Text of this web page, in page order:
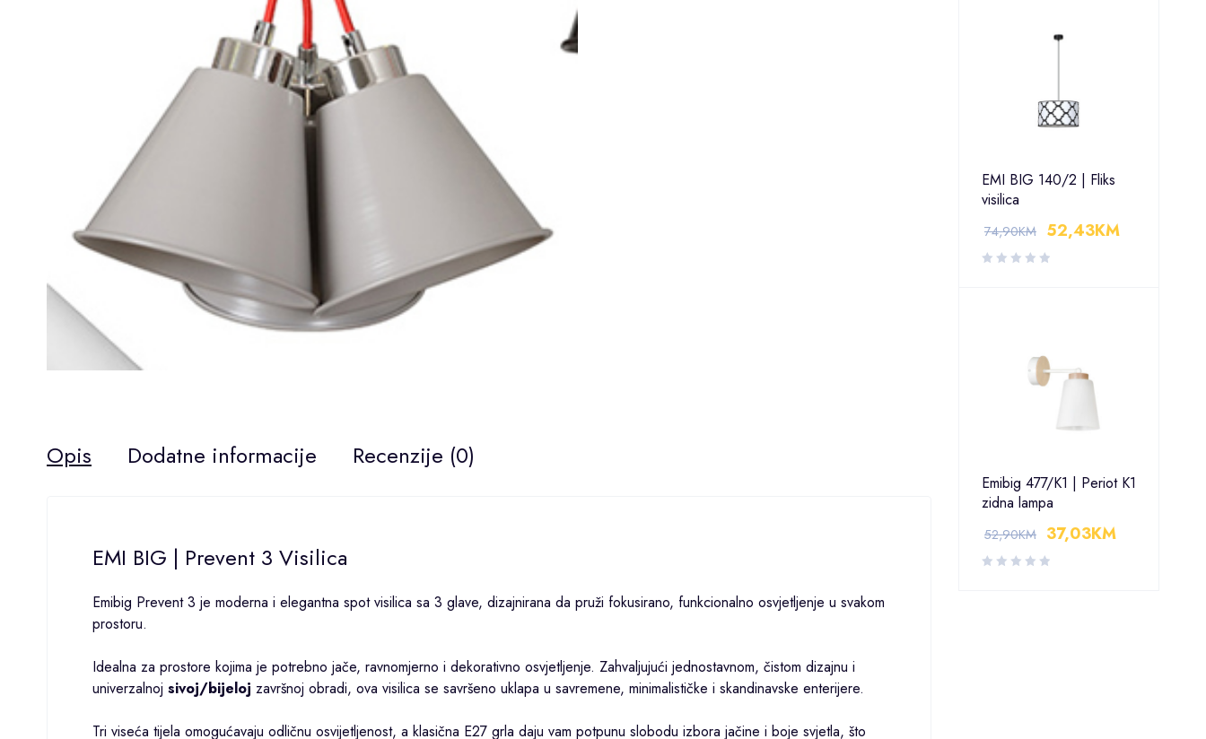
Opis Dodatne informacije Recenzije (0)
EMI BIG | Prevent 3 Visilica
Emibig Prevent 3 je moderna i elegantna spot visilica sa 3 glave, dizajnirana da pruži fokusirano, funkcionalno osvjetljenje u svakom
prostoru.
Idealna za prostore kojima je potrebno jače, ravnomjerno i dekorativno osvjetljenje. Zahvaljujući jednostavnom, čistom dizajnu i
univerzalnoj sivoj/bijeloj završnoj obradi, ova visilica se savršeno uklapa u savremene, minimalističke i skandinavske enterijere.
Tri viseća tijela omogućavaju odličnu osvijetljenost, a klasična E27 grla daju vam potpunu slobodu izbora jačine i boje svjetla, što
EMI BIG 140/2 | Fliks
visilica
74,90KM 52,43KM
Emibig 477/K1 | Periot K1
zidna lampa
52,90KM 37,03KM